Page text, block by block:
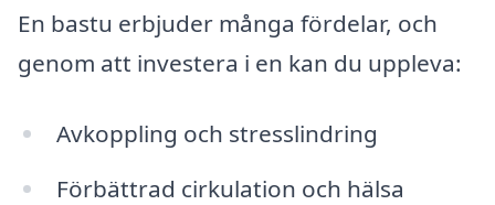
En bastu erbjuder många fördelar, och
genom att investera i en kan du uppleva:
Avkoppling och stresslindring
Förbättrad cirkulation och hälsa